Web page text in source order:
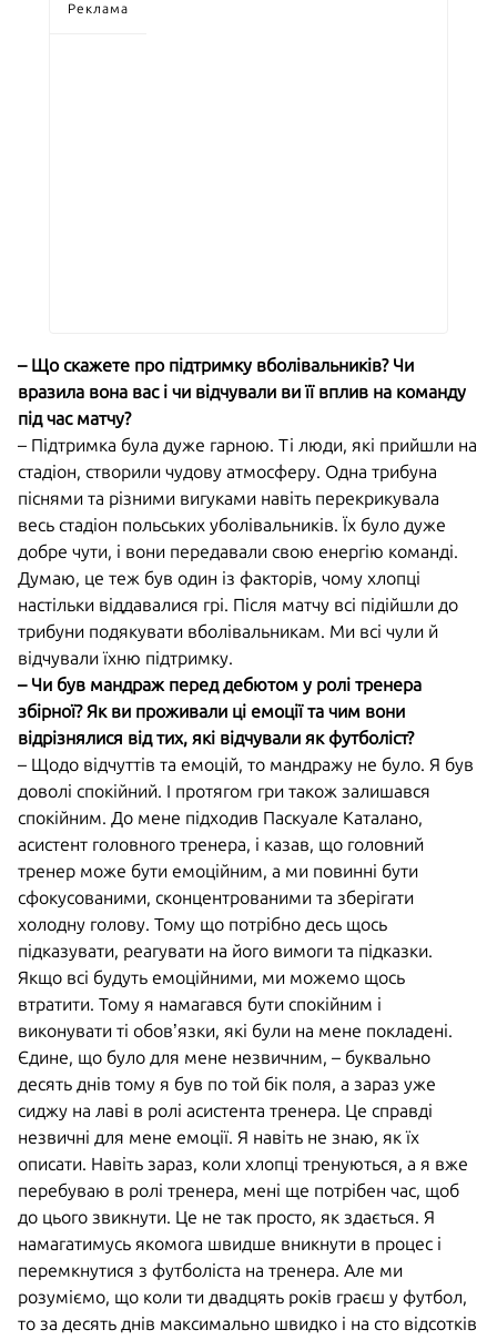
Реклама
– Що скажете про підтримку вболівальників? Чи
вразила вона вас і чи відчували ви її вплив на команду
під час матчу?
– Підтримка була дуже гарною. Ті люди, які прийшли на
стадіон, створили чудову атмосферу. Одна трибуна
піснями та різними вигуками навіть перекрикувала
весь стадіон польських уболівальників. Їх було дуже
добре чути, і вони передавали свою енергію команді.
Думаю, це теж був один із факторів, чому хлопці
настільки віддавалися грі. Після матчу всі підійшли до
трибуни подякувати вболівальникам. Ми всі чули й
відчували їхню підтримку.
– Чи був мандраж перед дебютом у ролі тренера
збірної? Як ви проживали ці емоції та чим вони
відрізнялися від тих, які відчували як футболіст?
– Щодо відчуттів та емоцій, то мандражу не було. Я був
доволі спокійний. І протягом гри також залишався
спокійним. До мене підходив Паскуале Каталано,
асистент головного тренера, і казав, що головний
тренер може бути емоційним, а ми повинні бути
сфокусованими, сконцентрованими та зберігати
холодну голову. Тому що потрібно десь щось
підказувати, реагувати на його вимоги та підказки.
Якщо всі будуть емоційними, ми можемо щось
втратити. Тому я намагався бути спокійним і
виконувати ті обов’язки, які були на мене покладені.
Єдине, що було для мене незвичним, – буквально
десять днів тому я був по той бік поля, а зараз уже
сиджу на лаві в ролі асистента тренера. Це справді
незвичні для мене емоції. Я навіть не знаю, як їх
описати. Навіть зараз, коли хлопці тренуються, а я вже
перебуваю в ролі тренера, мені ще потрібен час, щоб
до цього звикнути. Це не так просто, як здається. Я
намагатимусь якомога швидше вникнути в процес і
перемкнутися з футболіста на тренера. Але ми
розуміємо, що коли ти двадцять років граєш у футбол,
то за десять днів максимально швидко і на сто відсотків